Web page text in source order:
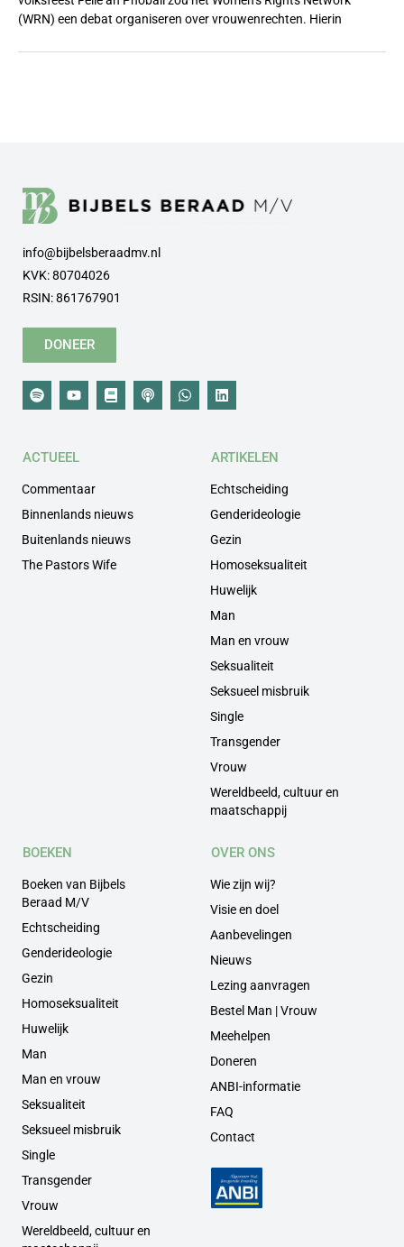
(WRN) een debat organiseren over vrouwenrechten. Hierin
info@bijbelsberaadmv.nl
KVK: 80704026
RSIN: 861767901
DONEER
ACTUEEL
Commentaar
Binnenlands nieuws
Buitenlands nieuws
The Pastors Wife
ARTIKELEN
Echtscheiding
Genderideologie
Gezin
Homoseksualiteit
Huwelijk
Man
Man en vrouw
Seksualiteit
Seksueel misbruik
Single
Transgender
Vrouw
Wereldbeeld, cultuur en
maatschappij
BOEKEN
Boeken van Bijbels
Beraad M/V
Echtscheiding
Genderideologie
Gezin
Homoseksualiteit
Huwelijk
Man
Man en vrouw
Seksualiteit
Seksueel misbruik
Single
Transgender
Vrouw
Wereldbeeld, cultuur en
OVER ONS
Wie zijn wij?
Visie en doel
Aanbevelingen
Nieuws
Lezing aanvragen
Bestel Man | Vrouw
Meehelpen
Doneren
ANBI-informatie
FAQ
Contact